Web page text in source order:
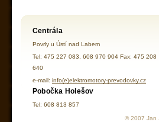
Centrála
Povrly u Ústí nad Labem
Tel: 475 227 083, 608 970 904 Fax: 475 208
640
e-mail: info(e)elektromotory-prevodovky.cz
Pobočka Holešov
Tel: 608 813 857
© 2007 Jan